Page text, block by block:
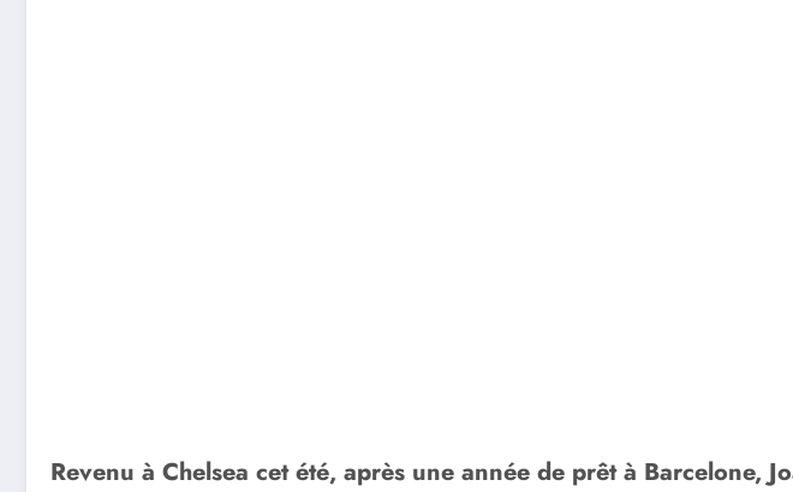
Revenu à Chelsea cet été, après une année de prêt à Barcelone,